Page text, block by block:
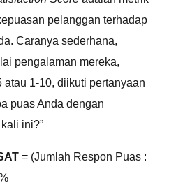
pelanggan terhadap
Caranya sederhana,
pengalaman mereka,
atau 1-10, diikuti pertanyaan
puas Anda dengan
ini?”
= (Jumlah Respon Puas :